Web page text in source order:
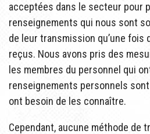
acceptées dans le secteur pour
renseignements qui nous sont
de leur transmission qu’une fois
reçus. Nous avons pris des
les membres du personnel qui
renseignements personnels
ont besoin de les connaître.
Cependant, aucune méthode de